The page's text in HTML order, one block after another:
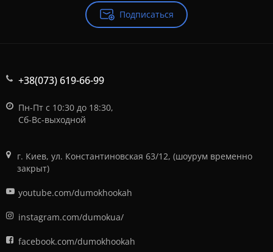
Подписаться
+38(073) 619-66-99
Пн-Пт с 10:30 до 18:30,
Сб-Вс-выходной
г. Киев, ул. Константиновская 63/12, (шоурум временно
закрыт)
youtube.com/dumokhookah
instagram.com/dumokua/
facebook.com/dumokhookah